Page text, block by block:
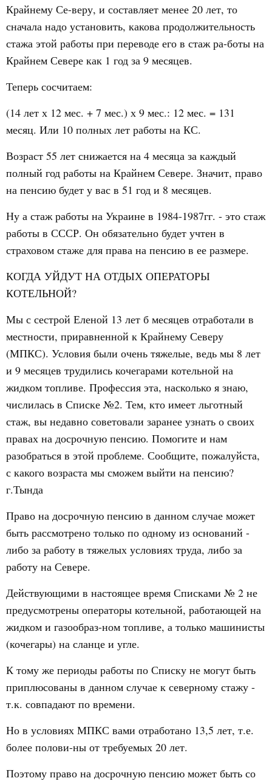
Крайнему Се-веру, и составляет менее 20 лет, то
сначала надо установить, какова продолжительность
стажа этой работы при переводе его в стаж ра-боты на
Крайнем Севере как 1 год за 9 месяцев.
Теперь сосчитаем:
(14 лет х 12 мес. + 7 мес.) х 9 мес.: 12 мес. = 131
месяц. Или 10 полных лет работы на КС.
Возраст 55 лет снижается на 4 месяца за каждый
полный год работы на Крайнем Севере. Значит, право
на пенсию будет у вас в 51 год и 8 месяцев.
Ну а стаж работы на Украине в 1984-1987гг. - это стаж
работы в СССР. Он обязательно будет учтен в
страховом стаже для права на пенсию в ее размере.
КОГДА УЙДУТ НА ОТДЫХ ОПЕРАТОРЫ
КОТЕЛЬНОЙ?
Мы с сестрой Еленой 13 лет б месяцев отработали в
местности, приравненной к Крайнему Северу
(МПКС). Условия были очень тяжелые, ведь мы 8 лет
и 9 месяцев трудились кочегарами котельной на
жидком топливе. Профессия эта, насколько я знаю,
числилась в Списке №2. Тем, кто имеет льготный
стаж, вы недавно советовали заранее узнать о своих
правах на досрочную пенсию. Помогите и нам
разобраться в этой проблеме. Сообщите, пожалуйста,
с какого возраста мы сможем выйти на пенсию?
г.Тында
Право на досрочную пенсию в данном случае может
быть рассмотрено только по одному из оснований -
либо за работу в тяжелых условиях труда, либо за
работу на Севере.
Действующими в настоящее время Списками № 2 не
предусмотрены операторы котельной, работающей на
жидком и газообраз-ном топливе, а только машинисты
(кочегары) на сланце и угле.
К тому же периоды работы по Списку не могут быть
приплюсованы в данном случае к северному стажу -
т.к. совпадают по времени.
Но в условиях МПКС вами отработано 13,5 лет, т.е.
более полови-ны от требуемых 20 лет.
Поэтому право на досрочную пенсию может быть со